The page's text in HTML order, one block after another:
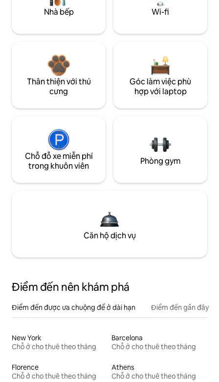
Nhà bếp Wi-fi
Thân thiện với thú
cưng
Góc làm việc phù
hợp với laptop
Chỗ đỗ xe miễn phí
trong khuôn viên
Phòng gym
Căn hộ dịch vụ
Điểm đến nên khám phá
Điểm đến được ưa chuộng để ở dài hạn Điểm đến gần đây
New York
Chỗ ở cho thuê theo tháng
Barcelona
Chỗ ở cho thuê theo tháng
Florence
Chỗ ở cho thuê theo tháng
Athens
Chỗ ở cho thuê theo tháng